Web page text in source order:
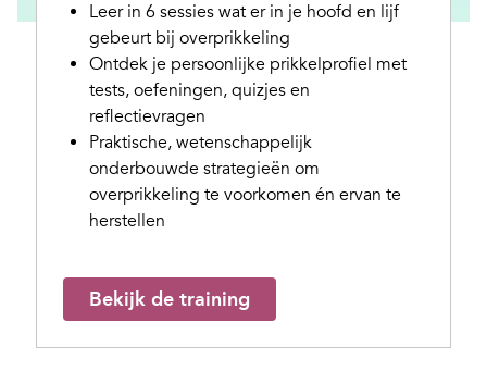
Leer in 6 sessies wat er in je hoofd en lijf
gebeurt bij overprikkeling
Ontdek je persoonlijke prikkelprofiel met
tests, oefeningen, quizjes en
reflectievragen
Praktische, wetenschappelijk
onderbouwde strategieën om
overprikkeling te voorkomen én ervan te
herstellen
Bekijk de training